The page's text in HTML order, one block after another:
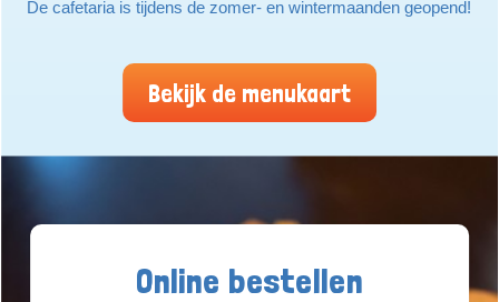
De cafetaria is tijdens de zomer- en wintermaanden geopend!
Bekijk de menukaart
Online bestellen